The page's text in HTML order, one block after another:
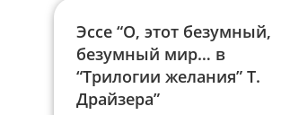
Эссе “О, этот безумный,
безумный мир… в
“Трилогии желания” Т.
Драйзера”